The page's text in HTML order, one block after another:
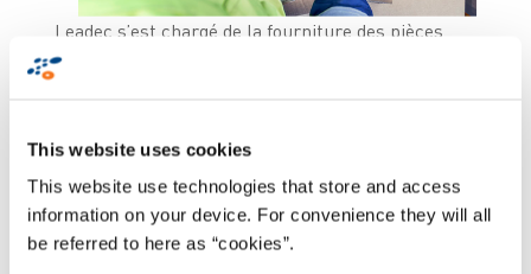
This website uses cookies
This website use technologies that store and access
information on your device. For convenience they will all
be referred to here as “cookies”.
Leadec s’est chargé de la fourniture des pièces
détachés et consommables au site de production.
matériaux essentiels à la continuité de la
production qui ne sont pas des composants
directs du produit final. La gamme de 50 000
articles comprend aussi bien les outils et gants de